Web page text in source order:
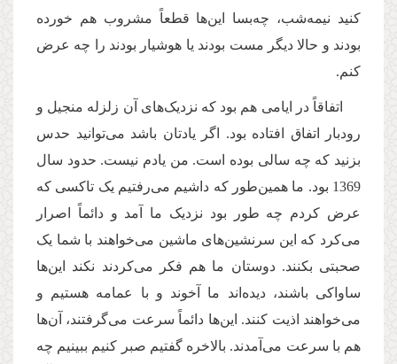
کنید نیمه‌شب، چه‌بسا این‌ها قطعاً مشروب هم خورده
بودند و حالا دیگر مست بودند یا هوشیار بودند را چه عرض
کنم.
اتفاقاً در ایامی هم بود که نزدیک‌های آن زلزله منجیل و
رودبار اتفاق افتاده بود. اگر یادتان باشد می‌توانید حدس
بزنید که چه سالی بوده است. من یادم نیست. حدود سال
1369 بود. ما همین‌طور که داشیم می‌رفتیم یک تاکسی که
عرض کردم چه طور بود نزدیک ما آمد و دائماً اصرار
می‌کرد که این سرنشین‌های ماشین می‌خواهند با شما یک
صحبتی بکنند. دوستان ما هم فکر می‌کردند نکند این‌ها
ساواکی باشند، دیده‌اند ما آخوند و با عمامه هستیم و
می‌خواهند اذیت کنند. این‌ها دائماً سرعت می‌گرفتند، آن‌ها
هم با سرعت می‌آمدند. بالاخره گفتیم صبر کنیم ببینیم چه